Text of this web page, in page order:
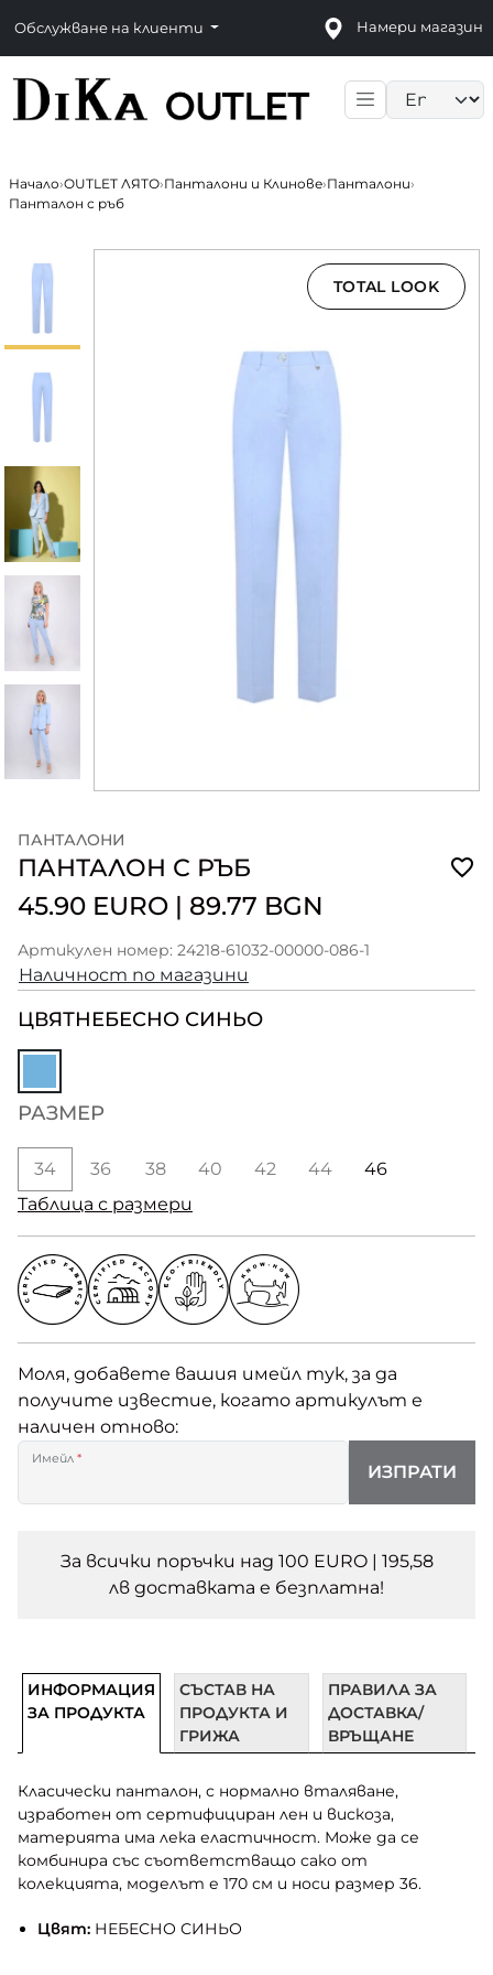
Обслужване на клиенти Намери магазин
Начало›OUTLET ЛЯТО›Панталони и Клинове›Панталони›
Панталон с ръб
TOTAL LOOK
ПАНТАЛОНИ
ПАНТАЛОН С РЪБ
45.90 EURO | 89.77 BGN
Артикулен номер: 24218-61032-00000-086-1
Наличност по магазини
ЦВЯТНЕБЕСНО СИНЬО
РАЗМЕР
34 36 38 40 42 44
46
Таблица с размери
Моля, добавете вашия имейл тук, за да
получите известие, когато артикулът е
наличен отново:
Имейл *
ИЗПРАТИ
За всички поръчки над 100 EURO | 195,58
лв доставката e безплатна!
ИНФОРМАЦИЯ
ЗА ПРОДУКТА
СЪСТАВ НА
ПРОДУКТА И
ГРИЖА
ПРАВИЛА ЗА
ДОСТАВКА/
ВРЪЩАНЕ
Класически панталон, с нормално вталяване,
изработен от сертифициран лен и вискоза,
материята има лека еластичност. Може да се
комбинира със съответстващо сако от
колекцията, моделът е 170 см и носи размер 36.
Цвят:НЕБЕСНО СИНЬО